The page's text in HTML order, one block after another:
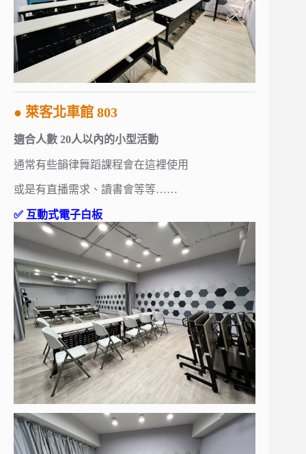
● 萊客北車館 803
適合人數 20人以內的小型活動
通常有些韻律舞蹈課程會在這裡使用
或是有直播需求、讀書會等等……
✅ 互動式電子白板